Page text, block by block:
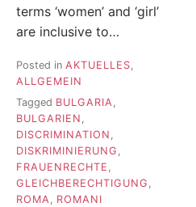
terms ‘women’ and ‘girl’
are inclusive to…
Posted in AKTUELLES
ALLGEMEIN
Tagged BULGARIA,
BULGARIEN ,
DISCRIMINATION ,
DISKRIMINIERUNG ,
FRAUENRECHTE ,
GLEICHBERECHTIGUNG ,
ROMA, ROMANI